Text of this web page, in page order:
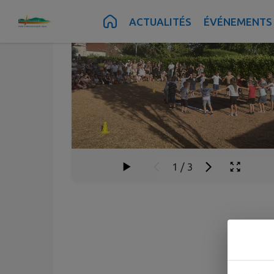
Contenu Recherche Pied de page
ACTUALITÉS ÉVÉNEMENTS
1 / 3